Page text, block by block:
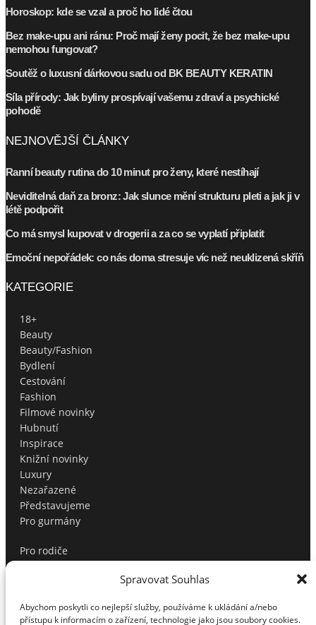
Spravovat Souhlas
Abychom poskytli co nejlepší služby, používáme k ukládání a/nebo
přístupu k informacím o zařízení, technologie jako jsou soubory cookies.
Horoskop: kde se vzal a proč ho lidé čtou
Bez make-upu ani ránu: Proč mají ženy pocit, že bez make-upu
nemohou fungovat?
Soutěž o luxusní dárkovou sadu od BK BEAUTY KERATIN
Síla přírody: Jak byliny prospívají vašemu zdraví a psychické
pohodě
NEJNOVĚJŠÍ ČLÁNKY
Ranní beauty rutina do 10 minut pro ženy, které nestíhají
Neviditelná daň za bronz: Jak slunce mění strukturu pleti a jak ji v
létě podpořit
Co má smysl kupovat v drogerii a za co se vyplatí připlatit
Emoční nepořádek: co nás doma stresuje víc než neuklizená skříň
KATEGORIE
18+
Beauty
Beauty/Fashion
Bydlení
Cestování
Fashion
Filmové novinky
Hubnutí
Inspirace
Knižní novinky
Luxury
Nezařazené
Představujeme
Pro gurmány
Pro rodiče
Sport